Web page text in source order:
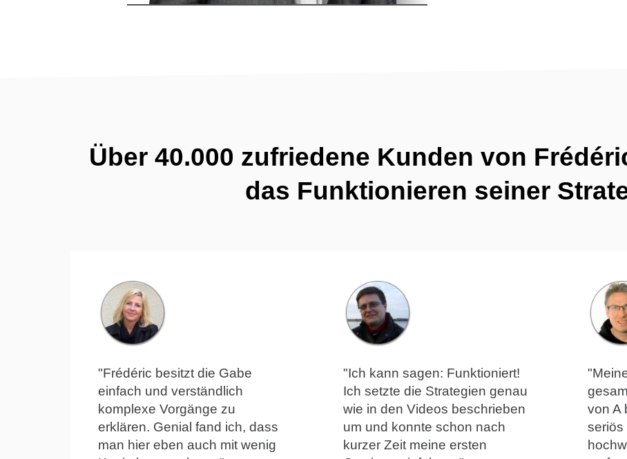
Über 40.000 zufriedene Kunden von
das Funktionieren seiner
"Frédéric besitzt die Gabe
einfach und verständlich
komplexe Vorgänge zu
erklären. Genial fand ich, dass
man hier eben auch mit wenig
"Ich kann sagen: Funktioniert!
Ich setzte die Strategien genau
wie in den Videos beschrieben
um und konnte schon nach
kurzer Zeit meine ersten
von A
seriös